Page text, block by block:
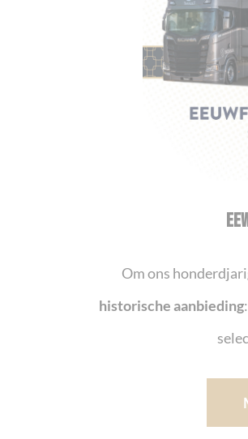
Om ons
historische aanbieding